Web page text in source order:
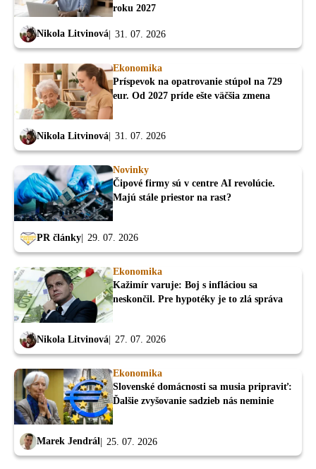
roku 2027
Nikola Litvinová 31. 07. 2026
Ekonomika
Príspevok na opatrovanie stúpol na 729
eur. Od 2027 príde ešte väčšia zmena
Nikola Litvinová 31. 07. 2026
Novinky
Čipové firmy sú v centre AI revolúcie.
Majú stále priestor na rast?
PR články 29. 07. 2026
Ekonomika
Kažimír varuje: Boj s infláciou sa
neskončil. Pre hypotéky je to zlá správa
Nikola Litvinová 27. 07. 2026
Ekonomika
Slovenské domácnosti sa musia pripraviť:
Ďalšie zvyšovanie sadzieb nás neminie
Marek Jendrál 25. 07. 2026